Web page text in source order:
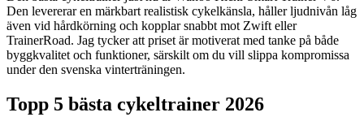
Den levererar en märkbart realistisk cykelkänsla, håller ljudnivån låg
även vid hårdkörning och kopplar snabbt mot Zwift eller
TrainerRoad. Jag tycker att priset är motiverat med tanke på både
byggkvalitet och funktioner, särskilt om du vill slippa kompromissa
under den svenska vinterträningen.
Topp 5 bästa cykeltrainer 2026